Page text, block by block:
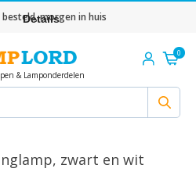
morgen in huis
& Lamponderdelen
0
zwart en wit
Details